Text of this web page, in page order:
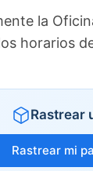
la
horarios
Rastrear
Rastrear mi